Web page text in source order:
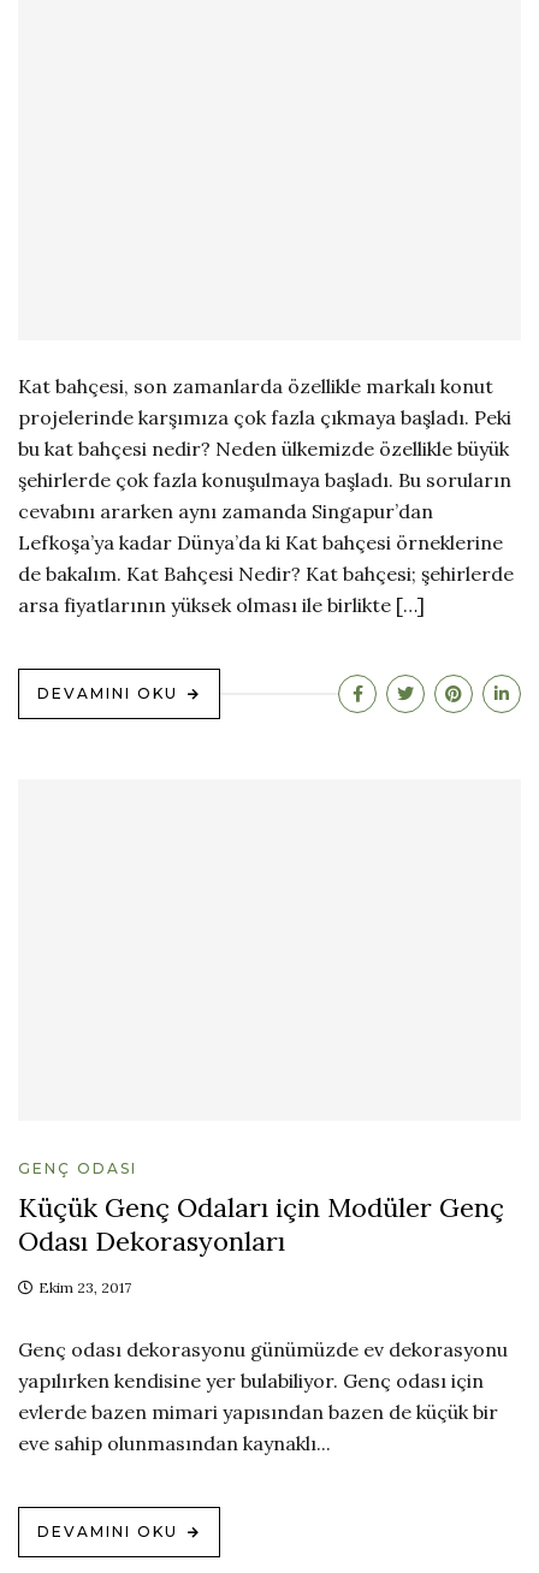
Kat bahçesi, son zamanlarda özellikle markalı konut
projelerinde karşımıza çok fazla çıkmaya başladı. Peki
bu kat bahçesi nedir? Neden ülkemizde özellikle büyük
şehirlerde çok fazla konuşulmaya başladı. Bu soruların
cevabını ararken aynı zamanda Singapur’dan
Lefkoşa’ya kadar Dünya’da ki Kat bahçesi örneklerine
de bakalım. Kat Bahçesi Nedir? Kat bahçesi; şehirlerde
arsa fiyatlarının yüksek olması ile birlikte […]
DEVAMINI OKU
GENÇ ODASI
Küçük Genç Odaları için Modüler Genç
Odası Dekorasyonları
Ekim 23, 2017
Genç odası dekorasyonu günümüzde ev dekorasyonu
yapılırken kendisine yer bulabiliyor. Genç odası için
evlerde bazen mimari yapısından bazen de küçük bir
eve sahip olunmasından kaynaklı...
DEVAMINI OKU